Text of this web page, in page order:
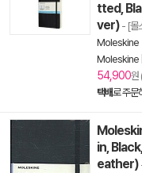
tted,
ver) - [몰
Moleskine
Moleskine
54,900원
택배로 주문
in,
eather)